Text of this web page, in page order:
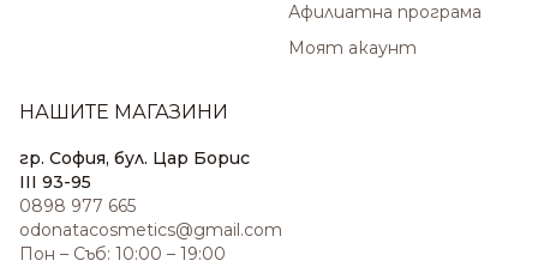
Афилиатна програма
Моят акаунт
НАШИТЕ МАГАЗИНИ
гр. София, бул. Цар Борис
III 93-95
0898 977 665
odonatacosmetics@gmail.com
Пон – Съб: 10:00 – 19:00